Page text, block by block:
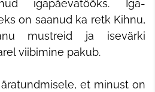
igapäevatööks. Iga-
on saanud ka retk Kihnu,
mustreid ja isevärki
viibimine pakub.
et minust on